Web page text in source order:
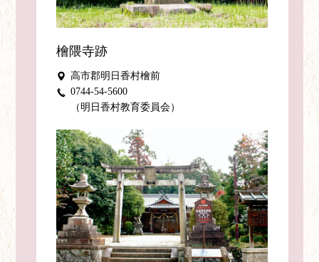
檜隈寺跡
高市郡明日香村檜前
0744-54-5600
（明日香村教育委員会）